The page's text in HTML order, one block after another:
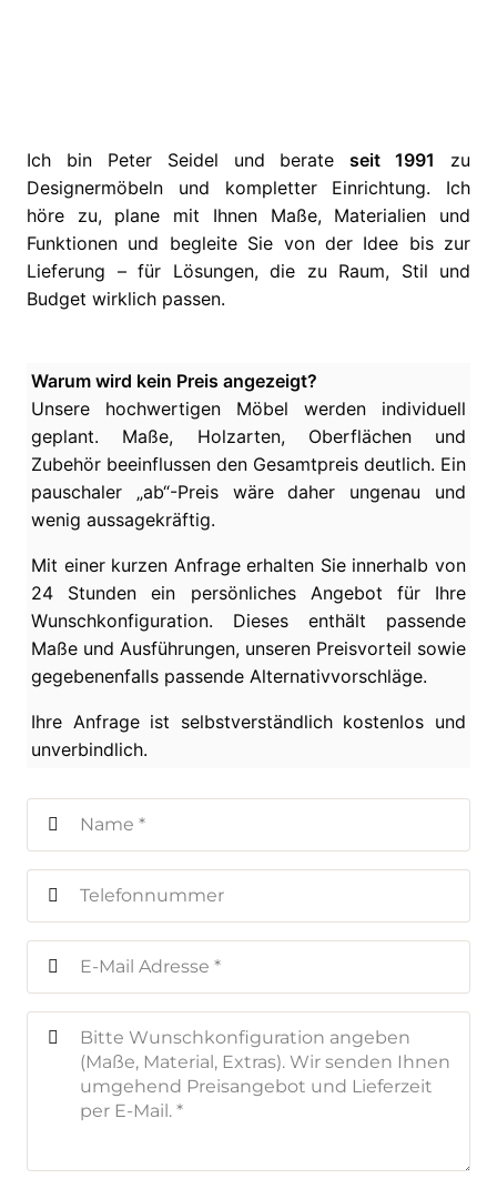
Ich bin Peter Seidel und berateseit 1991
zu
Designermöbeln und kompletter Einrichtung. Ich
höre zu, plane mit Ihnen Maße, Materialien und
Funktionen und begleite Sie von der Idee bis zur
Lieferung – für Lösungen, die zu Raum, Stil und
Budget wirklich passen.
Warum wird kein Preis angezeigt?
Unsere hochwertigen Möbel werden individuell
geplant. Maße, Holzarten, Oberflächen und
Zubehör beeinflussen den Gesamtpreis deutlich. Ein
pauschaler „ab“-Preis wäre daher ungenau und
wenig aussagekräftig.
Mit einer kurzen Anfrage erhalten Sie innerhalb von
24 Stunden ein persönliches Angebot für Ihre
Wunschkonfiguration. Dieses enthält passende
Maße und Ausführungen, unseren Preisvorteil sowie
gegebenenfalls passende Alternativvorschläge.
Ihre Anfrage ist selbstverständlich kostenlos und
unverbindlich.